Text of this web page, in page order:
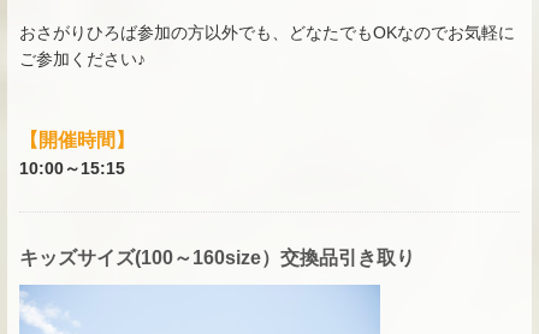
おさがりひろば参加の方以外でも、どなたでもOKなのでお気軽に
ご参加ください♪
【開催時間】
10:00～15:15
キッズサイズ(100～160size）交換品引き取り